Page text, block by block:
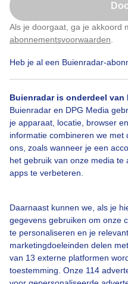
Als je doorgaat, ga je akkoord
abonnementsvoorwaarden
Heb je al een Buienradar-
Buienradar is onderdeel van
Buienradar en DPG Media
je apparaat, locatie, browser
informatie combineren we
ons, zoals wanneer je een
het gebruik van onze media te
apps te verbeteren.
Daarnaast kunnen we, als je
gegevens gebruiken om onze
te personaliseren en je
marketingdoeleinden delen
van 13 externe platformen
toestemming. Onze 114
Pauzeplek
Door: Piet Vinken Gemaakt: 26-
Rustplekje Zomer
Bekijk slideshow
Een
Klik hierom